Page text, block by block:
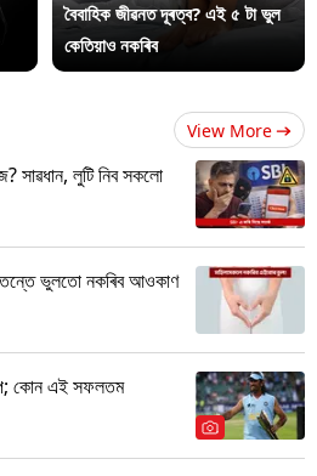
বৈবাহিক জীৱনত দূৰত্ব? এই ৫ টা ভুল
কেতিয়াও নকৰিব
View More
সাৱধান, লুটি নিব সকলো
ভুলতো নকৰিব আওকাণ
কোন এই সফলতম